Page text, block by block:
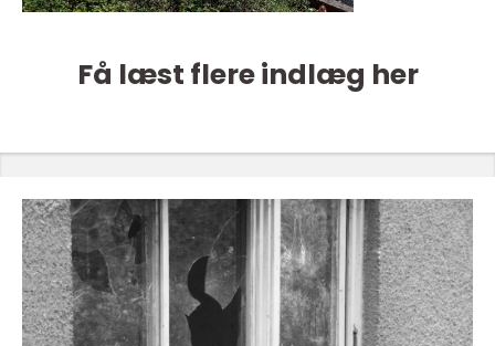
Få læst flere indlæg her